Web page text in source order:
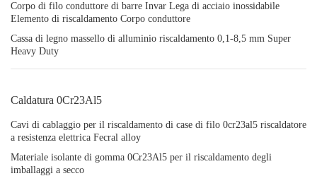
Corpo di filo conduttore di barre Invar Lega di acciaio inossidabile
Elemento di riscaldamento Corpo conduttore
Cassa di legno massello di alluminio riscaldamento 0,1-8,5 mm Super
Heavy Duty
Caldatura 0Cr23Al5
Cavi di cablaggio per il riscaldamento di case di filo 0cr23al5 riscaldatore
a resistenza elettrica Fecral alloy
Materiale isolante di gomma 0Cr23Al5 per il riscaldamento degli
imballaggi a secco